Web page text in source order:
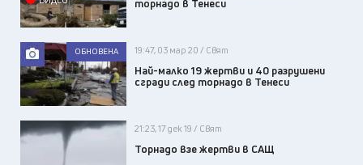
торнадо в Тенеси
ОБНОВЕНА 19:47, 03 мар 20 / Свят
Най-малко 19 жертви и 40 разрушени
сгради след торнадо в Тенеси
21:23, 17 дек 19 / Свят
Торнадо взе жертви в САЩ